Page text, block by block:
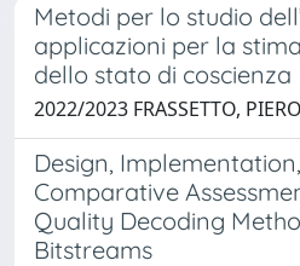
Metodi per lo studio
applicazioni per la
dello stato di coscienza
2022/2023 FRASSETTO, PIERO
Design,
Comparative
Quality Decoding
Bitstreams